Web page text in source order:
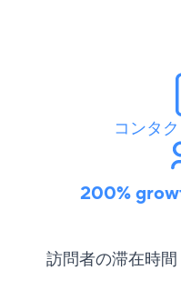
コンタ
200%
訪問者の滞在時間